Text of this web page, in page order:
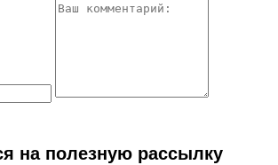
на полезную рассылку